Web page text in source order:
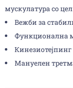
мускулатура со
Вежби за
Функционална
Кинезиотејпинг
Мануелен